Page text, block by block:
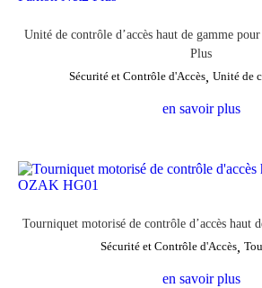
Unité de contrôle d’accès haut de gamme
Plus
Sécurité et Contrôle d'Accès, Unité de
en savoir plus
Tourniquet motorisé de contrôle d’accès haut
Sécurité et Contrôle d'Accès,
en savoir plus